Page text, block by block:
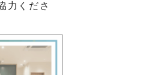
力くださ